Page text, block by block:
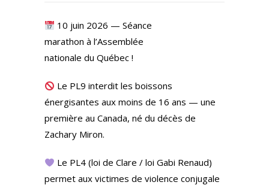
10 juin 2026 — Séance
marathon à l’Assemblée
nationale du Québec !
Le PL9 interdit les boissons
énergisantes aux moins de 16 ans — une
première au Canada, né du décès de
Zachary Miron.
Le PL4 (loi de Clare / loi Gabi Renaud)
permet aux victimes de violence conjugale